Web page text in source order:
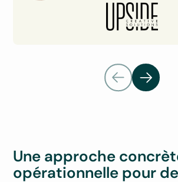
Une approche
opérationnelle pour